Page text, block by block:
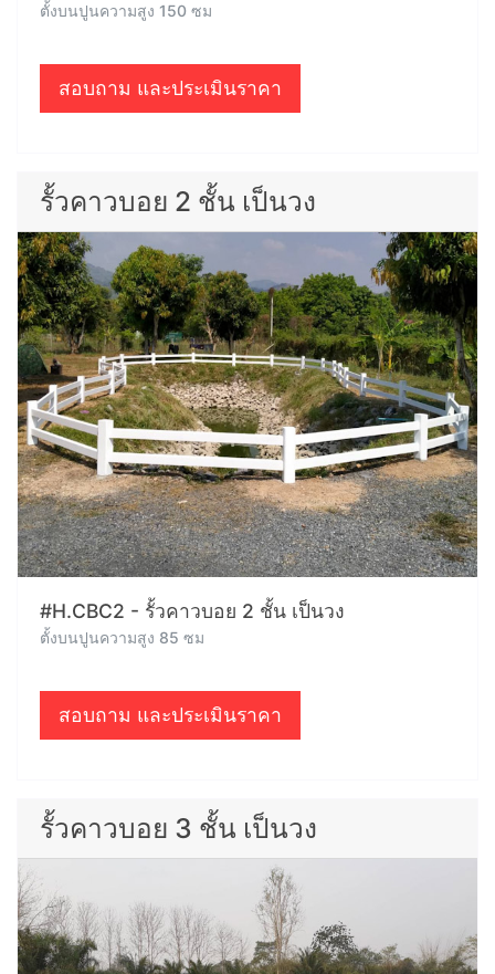
ตั้งบนปูนความสูง 150 ซม
สอบถาม และประเมินราคา
รั้วคาวบอย 2 ชั้น เป็นวง
#H.CBC2 - รั้วคาวบอย 2 ชั้น เป็นวง
ตั้งบนปูนความสูง 85 ซม
สอบถาม และประเมินราคา
รั้วคาวบอย 3 ชั้น เป็นวง